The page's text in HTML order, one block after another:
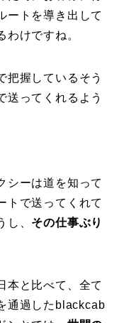
ートを導き出して
わけですね。
把握しているそう
送ってくれるよう
シーは道を知って
トで送ってくれて
し、 その仕事ぶり
本と比べて、全て
通過したblackcab